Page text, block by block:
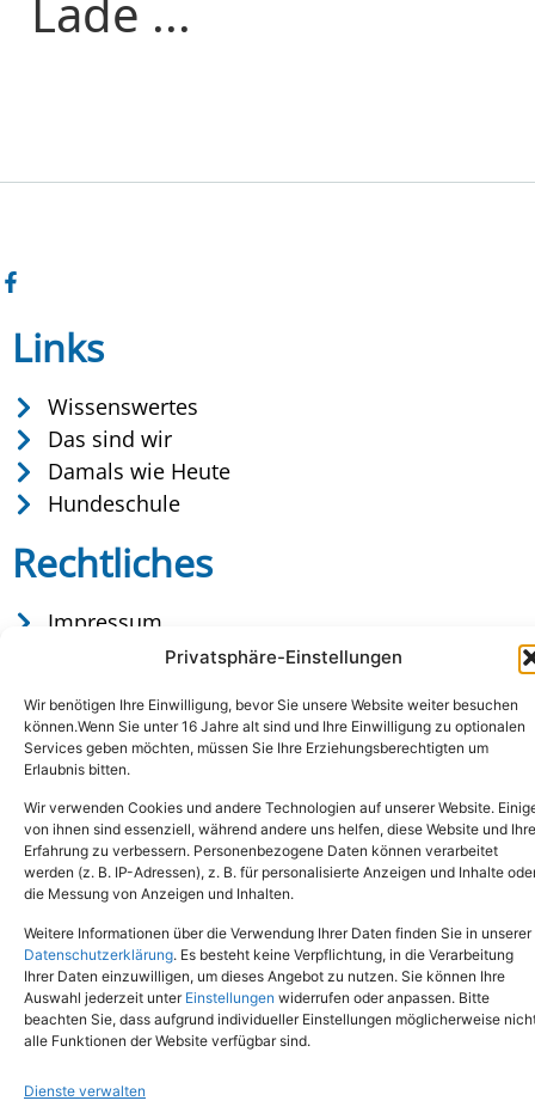
Privatsphäre-Einstellungen
Wir benötigen Ihre Einwilligung, bevor Sie unsere Website weiter besuchen
können.Wenn Sie unter 16 Jahre alt sind und Ihre Einwilligung zu optionalen
Services geben möchten, müssen Sie Ihre Erziehungsberechtigten um
Erlaubnis bitten.
Wir verwenden Cookies und andere Technologien auf unserer Website.
von ihnen sind essenziell, während andere uns helfen, diese Website und Ihre
Erfahrung zu verbessern. Personenbezogene Daten können verarbeitet
werden (z. B. IP-Adressen), z. B. für personalisierte Anzeigen und Inhalte
die Messung von Anzeigen und Inhalten.
Weitere Informationen über die Verwendung Ihrer Daten finden Sie in unserer
Datenschutzerklärung. Es besteht keine Verpflichtung, in die Verarbeitung
Ihrer Daten einzuwilligen, um dieses Angebot zu nutzen. Sie können Ihre
Auswahl jederzeit unter Einstellungen widerrufen oder anpassen. Bitte
beachten Sie, dass aufgrund individueller Einstellungen möglicherweise
alle Funktionen der Website verfügbar sind.
Dienste verwalten
Lade ...
Links
Wissenswertes
Das sind wir
Damals wie Heute
Hundeschule
Rechtliches
Impressum
Datenschutz
Copyright © 2024. Alle Rechte vorbehalten.
Tel.: (02651) - 77438info@tierheim-mayen.de
In der Pluns 1, 56727 Mayen